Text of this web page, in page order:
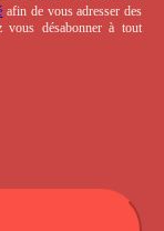
afin de vous adresser des
vous désabonner à tout